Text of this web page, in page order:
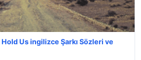
Us ingilizce Şarkı Sözleri ve